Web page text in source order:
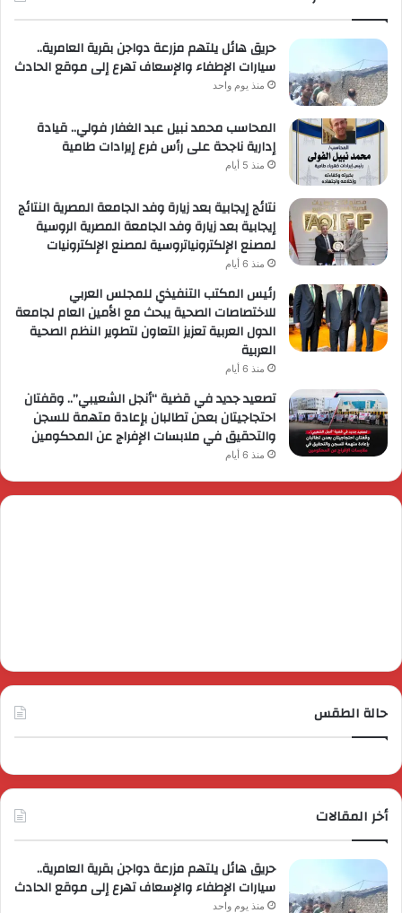
حريق هائل يلتهم مزرعة دواجن بقرية العامرية..
سيارات الإطفاء والإسعاف تهرع إلى موقع الحادث
منذ يوم واحد
المحاسب محمد نبيل عبد الغفار فولي.. قيادة
إدارية ناجحة على رأس فرع إيرادات طامية
منذ 5 أيام
نتائج إيجابية بعد زيارة وفد الجامعة المصرية النتائج
إيجابية بعد زيارة وفد الجامعة المصرية الروسية
لمصنع الإلكترونياتروسية لمصنع الإلكترونيات
منذ 6 أيام
رئيس المكتب التنفيذي للمجلس العربي
للاختصاصات الصحية يبحث مع الأمين العام لجامعة
الدول العربية تعزيز التعاون لتطوير النظم الصحية
العربية
منذ 6 أيام
تصعيد جديد في قضية “أنجل الشعيبي”.. وقفتان
احتجاجيتان بعدن تطالبان بإعادة متهمة للسجن
والتحقيق في ملابسات الإفراج عن المحكومين
منذ 6 أيام
حالة الطقس
أخر المقالات
حريق هائل يلتهم مزرعة دواجن بقرية العامرية..
سيارات الإطفاء والإسعاف تهرع إلى موقع الحادث
منذ يوم واحد